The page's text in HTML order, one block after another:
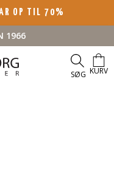
OP TIL 70%
1966
SØG KURV